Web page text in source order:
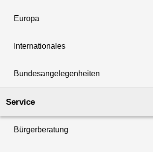
Europa
Internationales
Bundesangelegenheiten
Service
Bürgerberatung